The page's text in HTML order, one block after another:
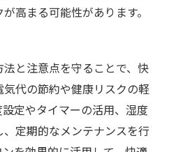
高まる可能性があります。
と注意点を守ることで、快
代の節約や健康リスクの軽
定やタイマーの活用、湿度
定期的なメンテナンスを行